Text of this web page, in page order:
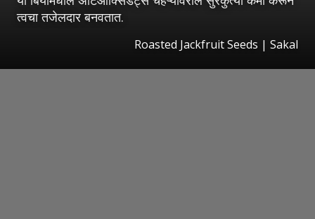
त्वचा तजेलदार बनवतात.
Roasted Jackfruit Seeds | Sakal